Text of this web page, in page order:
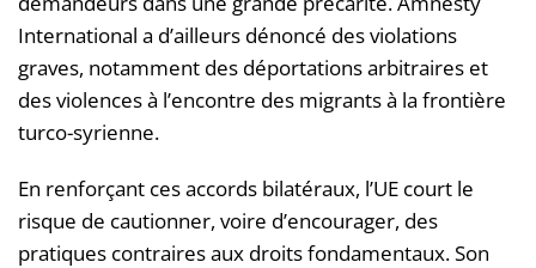
International a d’ailleurs dénoncé des violations
graves, notamment des déportations arbitraires et
des violences à l’encontre des migrants à la frontière
turco-syrienne.
En renforçant ces accords bilatéraux, l’UE court le
risque de cautionner, voire d’encourager, des
pratiques contraires aux droits fondamentaux. Son